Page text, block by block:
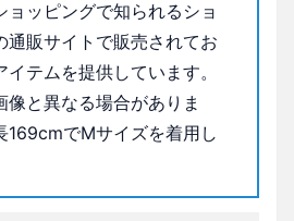
ョッピングで知られるショ
通販サイトで販売されてお
テムを提供しています。
像と異なる場合がありま
169cmでMサイズを着用し